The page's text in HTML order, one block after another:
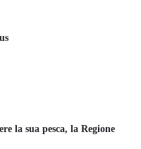
la sua pesca, la Regione